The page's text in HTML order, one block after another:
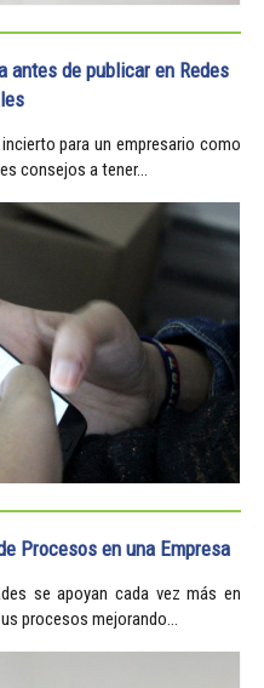
antes de publicar en Redes
para un empresario como
consejos a tener...
Procesos en una Empresa
se apoyan cada vez más en
procesos mejorando...